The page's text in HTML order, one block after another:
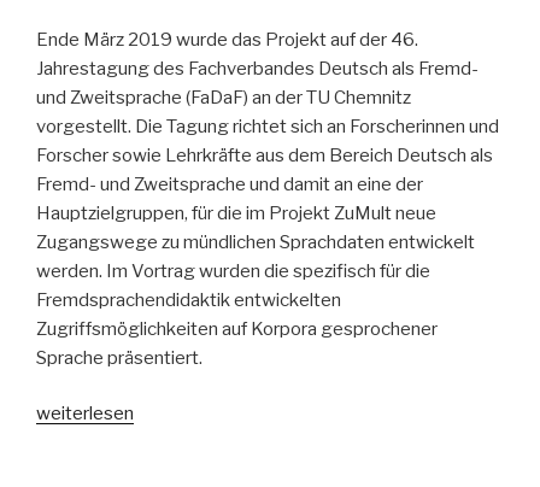
Ende März 2019 wurde das Projekt auf der 46.
Jahrestagung des Fachverbandes Deutsch als Fremd-
und Zweitsprache (FaDaF) an der TU Chemnitz
vorgestellt. Die Tagung richtet sich an Forscherinnen und
Forscher sowie Lehrkräfte aus dem Bereich Deutsch als
Fremd- und Zweitsprache und damit an eine der
Hauptzielgruppen, für die im Projekt ZuMult neue
Zugangswege zu mündlichen Sprachdaten entwickelt
werden. Im Vortrag wurden die spezifisch für die
Fremdsprachendidaktik entwickelten
Zugriffsmöglichkeiten auf Korpora gesprochener
Sprache präsentiert.
„ZuMult
weiterlesen